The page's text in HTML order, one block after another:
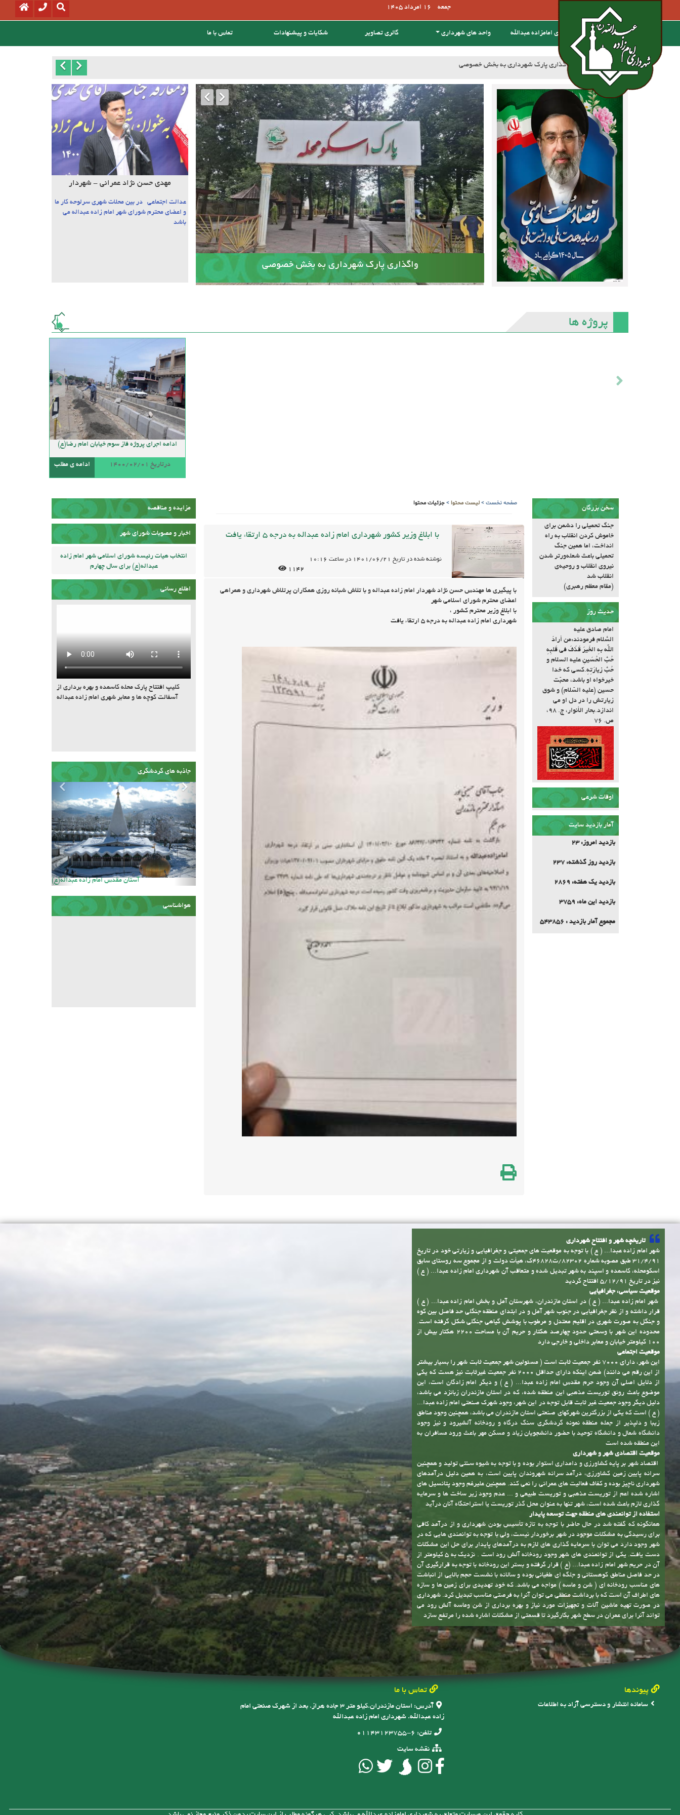
جمعه 16 امرداد 1405
تماس با ما شکایات و پیشنهادات گالری تصاویر واحد های شهرداری درباره ی امامزاده عبدالله خانه
:خبر آسفالت کوچه وصال ۲۰
آسفالت کوچه وصال ۲۰
مهدی حسن نژاد عمرانی - شهردار
عدالت اجتماعی در بین محلات شهری سرلوحه کار ما
و اعضای محترم شورای شهر امام زاده عبداله می
باشد
پروژه ها
ادامه اجرای پروژه فاز سوم خیابان امام رضا(ع)
ادامه ی مطلب درتاریخ 1400/02/01
مزایده و مناقصه
اخبار و مصوبات شورای شهر
انتخاب هیات رئیسه شورای اسلامی شهر امام زاده
عبداله(ع) برای سال چهارم
اطلاع رسانی
کلیپ افتتاح پارک محله کاسمده و بهره برداری از
آسفالت کوچه ها و معابر شهری امام زاده عبداله
جاذبه های گردشگری
حسینیه سنگ دکا
هواشناسی
صفحه نخست > لیست محتوا > جزئیات محتوا
با ابلاغ وزیر کشور شهرداری امام زاده عبداله به درجه 5 ارتقاء یافت
نوشته شده در تاریخ 1401/06/21 در ساعت 10:16
1142
با پیگیری ها مهندس حسن نژاد شهردار امام زاده عبداله و با تلاش شبانه روزی همکاران پرتلاش شهرداری و همراهی
اعضای محترم شورای اسلامی شهر
با ابلاغ وزیر محترم کشور ،
شهرداری امام زاده عبداله به درجه ۵ ارتقاء یافت
سخن بزرگان
جنگ تحمیلی را دشمن برای
خاموش کردن انقلاب به راه
انداخت، اما همین جنگ
تحمیلی باعث شعله‌ورتر شدن
نیروی انقلاب و روحیه‌ی
انقلاب شد
(مقام معظم رهبری)
حدیث روز
امام صادق علیه
السّلام فرمودند:مَن أرادَ
اللّه بِهِ الخَیرَ قَذَفَ فی قَلبِهِ
حُبَّ الحُسَینِ علیه السلام و
حُبَّ زیارَتِهِ.کسى که خدا
خیرخواه او باشد، محبّت
حسین (علیه السّلام) و شوق
زیارتش را در دل او مى
اندازد.بحار الأنوار، ج. ۹۸،
ص. ۷۶
اوقات شرعی
آمار بازدید سایت
بازدید امروز: 23
بازدید روز گذشته: 237
بازدید یک هفته: 2869
بازدید این ماه: 3759
مجموع آمار بازدید : 543856
تاریخچه شهر و افتتاح شهرداری
شهر امام زاده عبدا... ( ع ) با توجه به موقعیت های جمعیتی و جغرافیایی و زیارتی خود در تاریخ
31/4/91 طبق مصوبه شماره 82302/ت46828ک، هیأت دولت و از مجموع سه روستای سابق
اسکومحله، کاسمده و اسپند به شهر تبدیل شده و متعاقب آن شهرداری امام زاده عبدا... ( ع )
نیز در تاریخ 5/12/91 افتتاح گردید
موقعیت سیاسی، جغرافیایی
شهر امام زاده عبدا... ( ع ) در استان مازندران، شهرستان آمل و بخش امام زاده عبدا... ( ع )
قرار داشته و از نظر جغرافیایی در جنوب شهر آمل و در ابتدای منطقه جنگلی حد فاصل بین کوه
و جنگل به صورت شهری در اقلیم معتدل و مرطوب با پوشش گیاهی جنگلی شکل گرفته است.
محدوده این شهر با وسعتی حدود چهارصد هکتار و حریم آن با مساحت 2200 هکتار بیش از
100 کیلومتر خیابان و معابر داخلی و خارجی دارد
موقعیت اجتماعی
این شهر، دارای 7000 نفر جمعیت ثابت است ( مسئولین شهر جمعیت ثابت شهر را بسیار بیشتر
از این رقم می دانند) ضمن اینکه دارای حداقل 2000 نفر جمعیت غیرثابت نیز هست که یکی
از دلایل اصلی آن وجود حرم مقدس امام زاده عبدا... ( ع ) و دیگر امام زادگان است، این
موضوع باعث رونق توریست مذهبی این منطقه شده، که در استان مازندران زبانزد می باشد،
دلیل دیگر وجود جمعیت غیر ثابت قابل توجه در این شهر، وجود شهرک صنعتی امام زاده عبدا...
( ع ) است که یکی از بزرگترین شهرکهای صنعتی استان مازندران می باشد، همچنین وجود مناطق
زیبا و دلپذیر از جمله منطقه نمونه گردشگری سنگ درگاه و رودخانه آلشیرود و نیز وجود
دانشگاه شمال و دانشگاه توحید با حضور دانشجویان زیاد و مسکن مهر باعث ورود مسافران به
این منطقه شده است
موقعیت اقتصادی شهر و شهرداری
اقتصاد شهر بر پایه کشاورزی و دامداری استوار بوده و با توجه به شیوه سنتی تولید و همچنین
سرانه پایین زمین کشاورزی، درآمد سرانه شهروندان پایین است، به همین دلیل درآمدهای
شهرداری ناچیز بوده و کفاف فعالیت های عمرانی را نمی کند. همچنین علیرغم وجود پتانسیل های
اشاره شده اعم از توریست مذهبی و توریست طبیعی و ... عدم وجود زیر ساخت ها و سرمایه
گذاری لازم باعث شده است، شهر تنها به عنوان محل گذر توریست یا استراحتگاه آنان درآید
استفاده از توانمندی های منطقه جهت توسعه پایدار
همانگونه که گفته شد در حال حاضر با توجه به تازه تأسیس بودن شهرداری و از درآمد کافی
برای رسیدگی به مشکلات موجود در شهر برخوردار نیست، ولی با توجه به توانمندی هایی که در
شهر وجود دارد می توان با سرمایه گذاری های لازم به درآمدهای پایدار برای حل این مشکلات
دست یافت. یکی از توانمندی های شهر وجود رودخانه آلش رود است . نزدیک به 5 کیلومتر از
آن در حریم شهر امام زاده عبدا... (ع ) قرار گرفته و بستر این رودخانه با توجه به قرارگیری آن
در حد فاصل مناطق کوهستانی و جلگه ای طغیانی بوده و سالانه با نشست حجم بالایی از انباشت
های مناسب رودخانه ای ( شن و ماسه ) مواجه می باشد. که خود تهدیدی برای زمین ها و سازه
های اطراف آن است که با برداشت منطقی می توان آنرا به فرصتی مناسب تبدیل کرد. شهرداری
در صورت تهیه ماشین آلات و تجهیزات مورد نیاز و بهره برداری از شن وماسه آلش رود می
تواند آنرا برای عمران در سطح شهر بکارگیرد تا قسمتی از مشکلات اشاره شده را مرتفع سازد
پیوندها
سامانه انتشار و دسترسی آزاد به اطلاعات
تماس با ما
آدرس:
استان مازندران.کیلو متر ۳ جاده هراز. بعد از شهرک صنعتی امام
زاده عبدالله. شهرداری امام زاده عبدالله
تلفن: 6-01143123755
نقشه سایت